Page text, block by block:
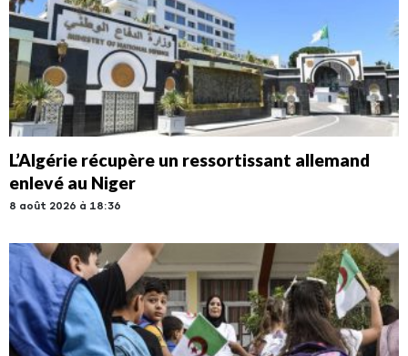
L’Algérie récupère un ressortissant allemand
enlevé au Niger
8 août 2026 à 18:36